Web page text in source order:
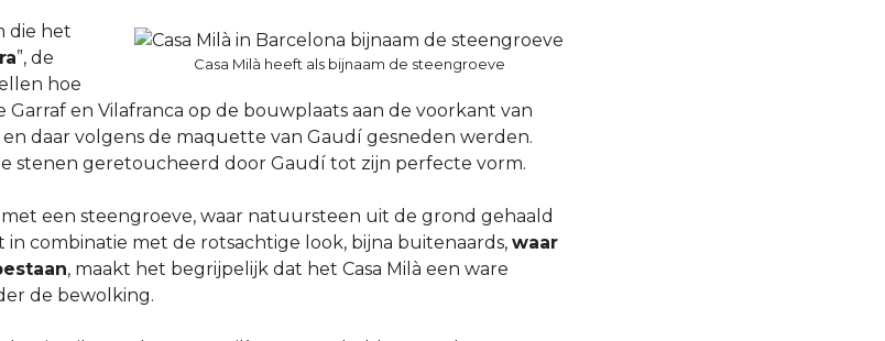
Casa Milà heeft als bijnaam de steengroeve
die het
”, de
hoe
en Vilafranca op de bouwplaats aan de voorkant van
daar volgens de maquette van Gaudí gesneden werden.
stenen geretoucheerd door Gaudí tot zijn perfecte vorm.
een steengroeve, waar natuursteen uit de grond gehaald
in combinatie met de rotsachtige look, bijna buitenaards, waar
, maakt het begrijpelijk dat het Casa Milà een ware
de bewolking.